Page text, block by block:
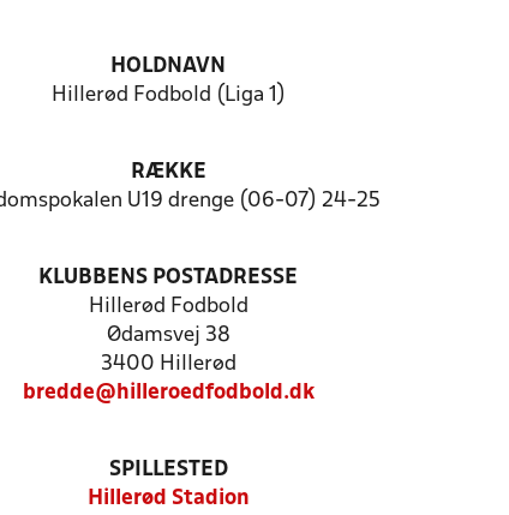
HOLDNAVN
Hillerød Fodbold (Liga 1)
RÆKKE
U19 drenge (06-07) 24-25
KLUBBENS POSTADRESSE
Hillerød Fodbold
Ødamsvej 38
3400 Hillerød
bredde@hilleroedfodbold.dk
SPILLESTED
Hillerød Stadion